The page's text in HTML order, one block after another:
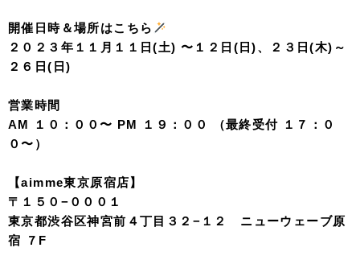
開催日時＆場所はこちら
２０２３年１１月１１日(土) 〜１２日(日)、２３日(木)～
２６日(日)
営業時間
AM １０：００〜 PM １９：００ （最終受付 １７：０
０〜）
【aimme東京原宿店】
〒１５０−０００１
東京都渋谷区神宮前４丁目３２−１２ ニューウェーブ原
宿 ７F